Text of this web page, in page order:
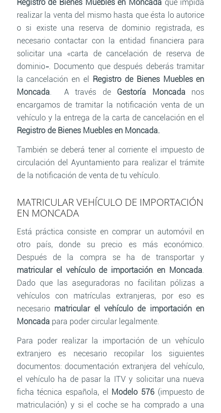
Registro de Bienes Muebles en Moncada que impida
realizar la venta del mismo hasta que ésta lo autorice
o si existe una reserva de dominio registrada, es
necesario contactar con la entidad financiera para
solicitar una «carta de cancelación de reserva de
dominio». Documento que después deberás tramitar
la cancelación en el Registro de Bienes Muebles en
Moncada . A través de Gestoría Moncada nos
encargamos de tramitar la notificación venta de un
vehículo y la entrega de la carta de cancelación en el
Registro de Bienes Muebles en Moncada.
También se deberá tener al corriente el impuesto de
circulación del Ayuntamiento para realizar el trámite
de la notificación de venta de tu vehículo.
MATRICULAR VEHÍCULO DE IMPORTACIÓN
EN MONCADA
Está práctica consiste en comprar un automóvil en
otro país, donde su precio es más económico.
Después de la compra se ha de transportar y
matricular el vehículo de importación en Moncada
Dado que las aseguradoras no facilitan pólizas a
vehículos con matrículas extranjeras, por eso es
necesario matricular el vehículo de importación en
Moncada para poder circular legalmente.
Para poder realizar la importación de un vehículo
extranjero es necesario recopilar los siguientes
documentos: documentación extranjera del vehículo,
el vehículo ha de pasar la ITV y solicitar una nueva
ficha técnica española, el Modelo 576 (impuesto de
matriculación) y si el coche se ha comprado a una